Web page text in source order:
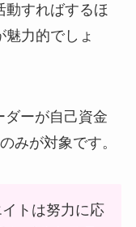
動すればするほ
力的でしょ
ダーが自己資金
みが対象です。
トは努力に応